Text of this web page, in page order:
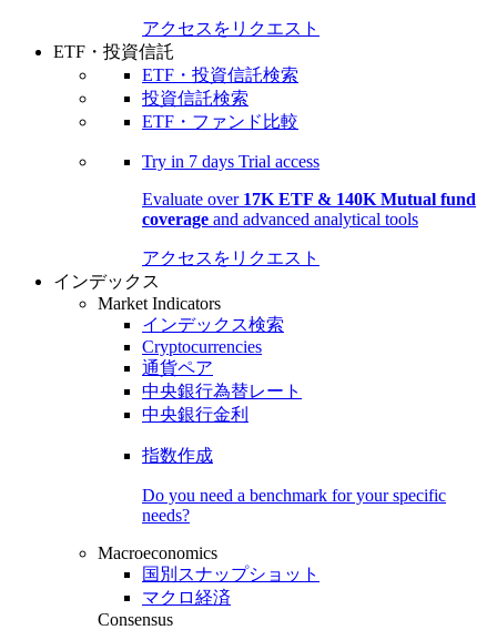
アクセスをリクエスト
ETF・投資信託
ETF・投資信託検索
投資信託検索
ETF・ファンド比較
Try in 7 days Trial access
Evaluate over 17K ETF & 140K Mutual fund
coverage and advanced analytical tools
アクセスをリクエスト
インデックス
Market Indicators
インデックス検索
Cryptocurrencies
通貨ペア
中央銀行為替レート
中央銀行金利
指数作成
Do you need a benchmark for your specific
needs?
Macroeconomics
国別スナップショット
マクロ経済
Consensus